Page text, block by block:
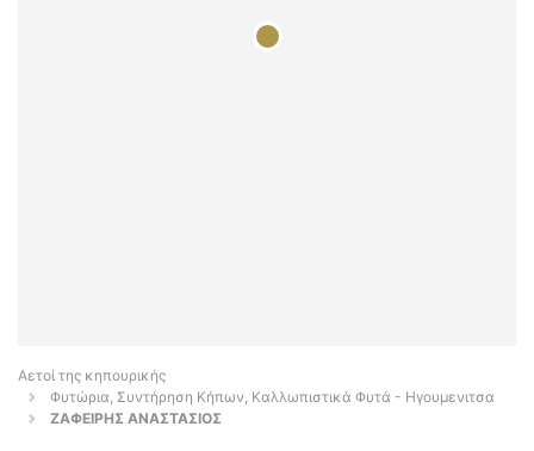
Αετοί της κηπουρικής
Φυτώρια, Συντήρηση Κήπων, Καλλωπιστικά Φυτά - Ηγουμενιτσα
ΖΑΦΕΙΡΗΣ ΑΝΑΣΤΑΣΙΟΣ